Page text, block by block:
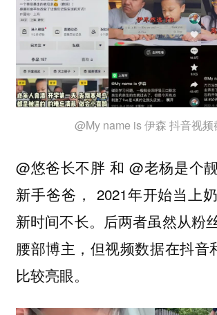
@My name is 伊森 抖音视频
@悠爸长不胖 和 @老杨是个
新手爸爸， 2021年开始当上
新时间不长。后两者虽然从粉
腰部博主，但视频数据在抖音
比较亮眼。